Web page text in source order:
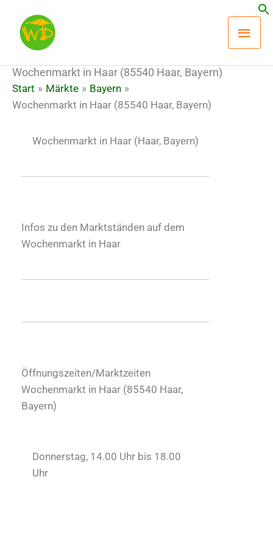
Inhalt
springen
Wochenmarkt in Haar (85540 Haar, Bayern)
Start Märkte
Bayern
Wochenmarkt in Haar (85540 Haar, Bayern)
Wochenmarkt in Haar(Haar, Bayern)
Infos zu den Marktständen auf dem
Wochenmarkt in Haar
Öffnungszeiten/Marktzeiten
Wochenmarkt in Haar (85540 Haar,
Bayern)
Donnerstag, 14.00 Uhr bis 18.00
Uhr